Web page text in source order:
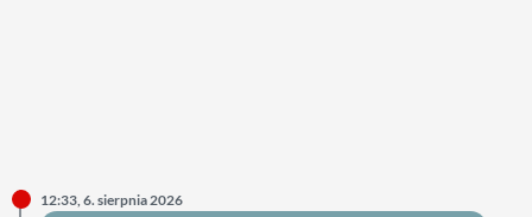
12:33, 6. sierpnia 2026